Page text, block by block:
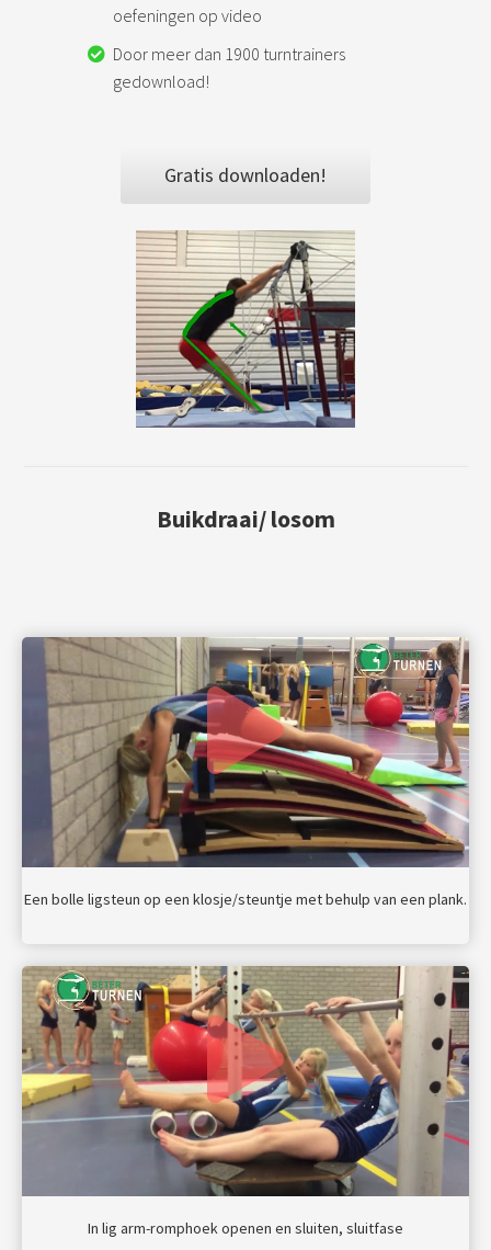
oefeningen op video
Door meer dan 1900 turntrainers
gedownload!
Gratis downloaden!
Buikdraai/ losom
Een bolle ligsteun op een klosje/steuntje met behulp van een plank.
In lig arm-romphoek openen en sluiten, sluitfase